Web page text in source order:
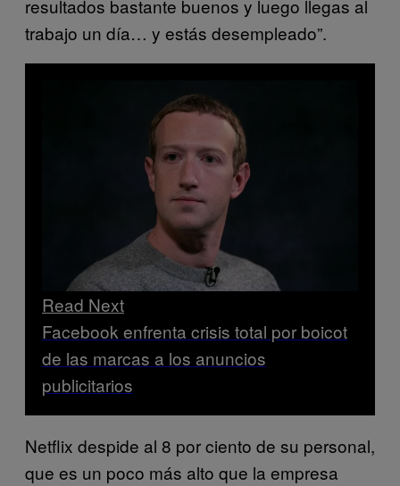
resultados bastante buenos y luego llegas al
trabajo un día… y estás desempleado”.
Read Next
Facebook enfrenta crisis total por boicot
de las marcas a los anuncios
publicitarios
Netflix despide al 8 por ciento de su personal,
que es un poco más alto que la empresa